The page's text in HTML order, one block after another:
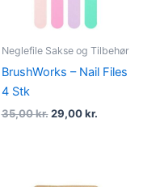
Neglefile Sakse og Tilbehør
BrushWorks – Nail Files
4 Stk
35,00kr. 29,00kr.